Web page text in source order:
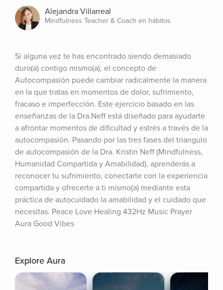
Alejandra Villarreal
Mindfulness Teacher & Coach en hábitos
Si alguna vez te has encontrado siendo demasiado
duro(a) contigo mismo(a), el concepto de
Autocompasión puede cambiar radicalmente la manera
en la que tratas en momentos de dolor, sufrimiento,
fracaso e imperfección. Este ejercicio basado en las
enseñanzas de la Dra.Neff está diseñado para ayudarte
a afrontar momentos de dificultad y estrés a través de la
autocompasión. Pasando por las tres fases del triangulo
de autocompasión de la Dra. Kristin Neff (Mindfulness,
Humanidad Compartida y Amabilidad), aprenderás a
reconocer tu sufrimiento, conectarte con la experiencia
compartida y ofrecerte a ti mismo(a) mediante esta
práctica de autocuidado la amabilidad y el cuidado que
necesitas. Peace Love Healing 432Hz Music Prayer
Aura Good Vibes
Explore Aura